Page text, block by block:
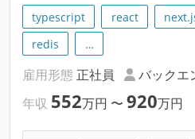
typescript react
redis
…
雇用形態 正社員 バックエ
年収 552万円 〜 920万円